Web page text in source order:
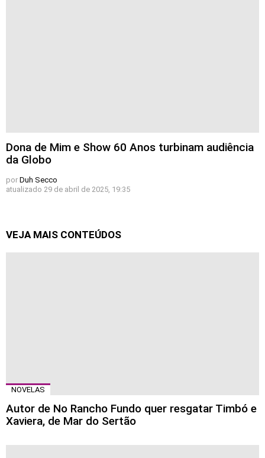
Dona de Mim e Show 60 Anos turbinam audiência
da Globo
por Duh Secco
atualizado 29 de abril de 2025, 19:35
VEJA MAIS CONTEÚDOS
NOVELAS
Autor de No Rancho Fundo quer resgatar Timbó e
Xaviera, de Mar do Sertão